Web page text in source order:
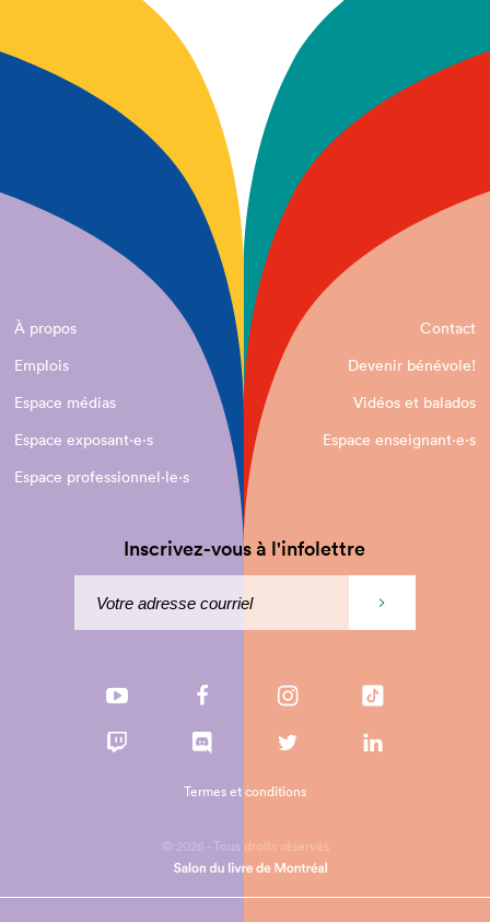
À propos
Contact
Emplois
Devenir bénévole!
Espace médias
Vidéos et balados
Espace exposant·e⋅s
Espace enseignant·e⋅s
Espace professionnel·le⋅s
Inscrivez-vous à l'infolettre
© 2026 - Tous droits réservés
Termes et conditions